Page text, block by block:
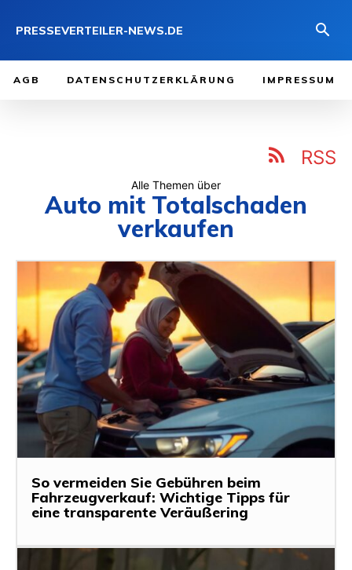
PRESSEVERTEILER-NEWS.DE
AGB DATENSCHUTZERKLÄRUNG IMPRESSUM
RSS
Alle Themen über
Auto mit Totalschaden
verkaufen
So vermeiden Sie Gebühren beim
Fahrzeugverkauf: Wichtige Tipps für
eine transparente Veräußering